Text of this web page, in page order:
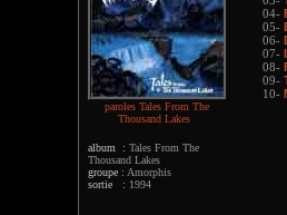
paroles Tales From The
Thousand Lakes
album : Tales From The
Thousand Lakes
groupe : Amorphis
sortie : 1994
04-
05-
06-
07-
08-
09-
10-